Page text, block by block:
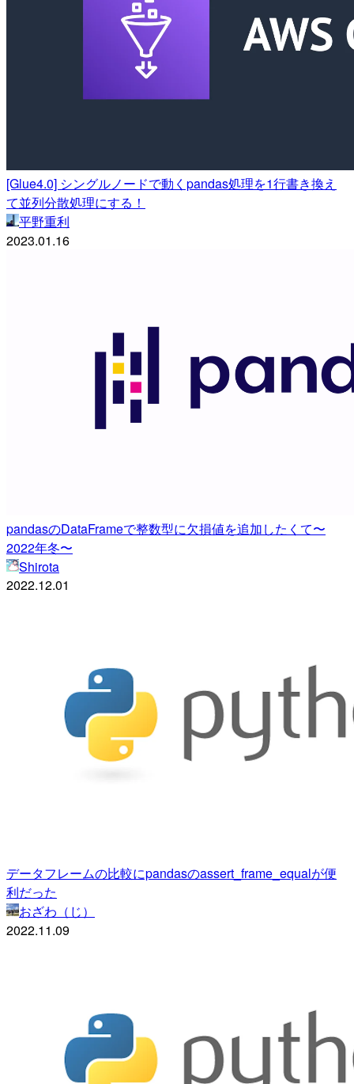
[Glue4.0] シングルノードで動くpandas処理を1行書き換え
て並列分散処理にする！
平野重利
2023.01.16
pandasのDataFrameで整数型に欠損値を追加したくて〜
2022年冬〜
Shirota
2022.12.01
データフレームの比較にpandasのassert_frame_equalが便
利だった
おざわ（じ）
2022.11.09